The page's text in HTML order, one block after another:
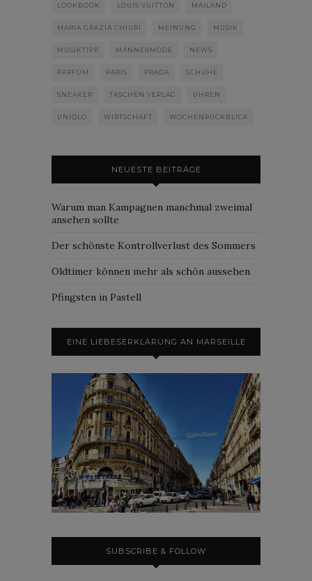
LOOKBOOK LOUIS VUITTON MAILAND
MARIA GRAZIA CHIURI MEINUNG MUSIK
MUSIKTIPP MÄNNERMODE NEWS
PARFUM PARIS PRADA SCHUHE
SNEAKER TASCHEN VERLAG UHREN
UNIQLO WIRTSCHAFT WOCHENRÜCKBLICK
NEUESTE BEITRÄGE
Warum man Kampagnen manchmal zweimal
ansehen sollte
Der schönste Kontrollverlust des Sommers
Oldtimer können mehr als schön aussehen
Pfingsten in Pastell
EINE LIEBESERKLÄRUNG AN MARSEILLE
SUBSCRIBE & FOLLOW